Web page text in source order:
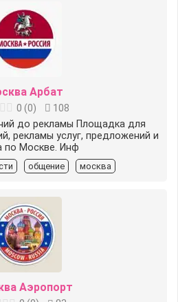
Арбат
0 (0)
108
до рекламы Площадка для
рекламы услуг, предложений и
по Москве. Инф
общение москва
Аэропорт